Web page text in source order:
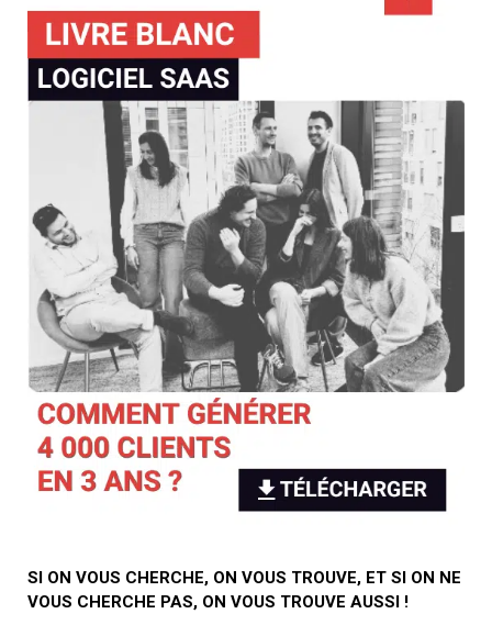
SI ON VOUS CHERCHE, ON VOUS TROUVE, ET SI ON NE
VOUS CHERCHE PAS, ON VOUS TROUVE AUSSI !